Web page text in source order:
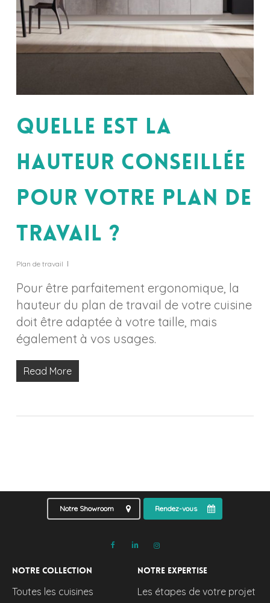
Quelle est la
hauteur conseillée
pour votre plan de
travail ?
Plan de travail
Pour être parfaitement ergonomique, la
hauteur du plan de travail de votre cuisine
doit être adaptée à votre taille, mais
également à vos usages.
Read More
Notre Showroom Rendez-vous
Notre collection
Toutes les cuisines
Notre expertise
Les étapes de votre projet